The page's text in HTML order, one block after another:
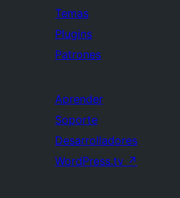
Temas
Plugins
Patrones
Aprender
Soporte
Desarrolladores
WordPress.tv ↗